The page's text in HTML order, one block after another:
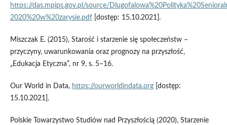
https://das.mpips.gov.pl/source/
2020%20w%20zarysie.pdf[dostęp: 15.10.2021].
Miszczak E. (2015), Starość i starzenie się społeczeństw –
przyczyny, uwarunkowania oraz prognozy na przyszłość,
„Edukacja Etyczna”, nr 9, s. 5–16.
Our World in Data, https://ourworldindata.org[dostęp:
15.10.2021].
Polskie Towarzystwo Studiów nad Przyszłością (2020), Starzenie